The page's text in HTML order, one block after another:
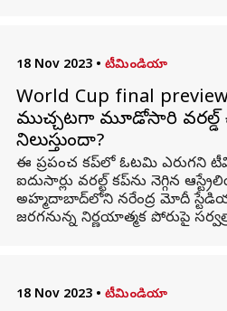
18 Nov 2023 • టీమిండియా
World Cup final
ముచ్చటగా మూడోసారి
నిలుస్తుందా?
ఈ ప్రపంచ కప్‌లో ఓటమి ఎరుగని
ఐదుసార్లు వరల్ట్ కప్‌ను నెగ్గిన
అహ్మదాబాద్‌లోని నరేంద్ర మోదీ
జరగనున్న నిర్ణయాత్మక పోరుపై
18 Nov 2023 • టీమిండియా